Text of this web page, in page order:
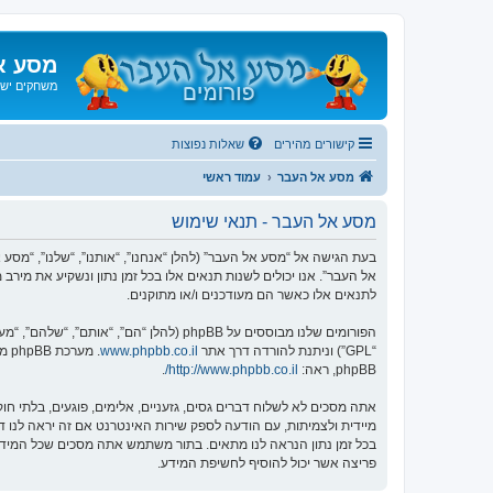
מסע
משחקים
קישורים מהירים שאלות נפוצות
מסע אל העבר עמוד ראשי
מסע אל העבר - תנאי שימוש
אל העבר”. אנו יכולים לשנות תנאים אלו בכל זמן נתון ונשקיע את
לתנאים אלו כאשר הם מעודכנים ו/או מתוקנים.
הפורומים שלנו מבוססים על phpBB (להלן “הם”, “אותם”, “שלהם”, “מערכת phpBB”, “www.phpbb.co.il”, “קבוצת phpBB”, “צוות phpBB הישראלי”) אשר הינה מערכת בולטיין המשוחררת תחת הסכם “
“GPL”) וניתנת להורדה דרך אתר
www.phpbb.co.il
phpBB, ראה:
http://www.phpbb.co.il/
.
אתה מסכים לא לשלוח דברים גסים, גזעניים, אלימים, פוגעים,
פריצה אשר יכול להוסיף לחשיפת המידע.